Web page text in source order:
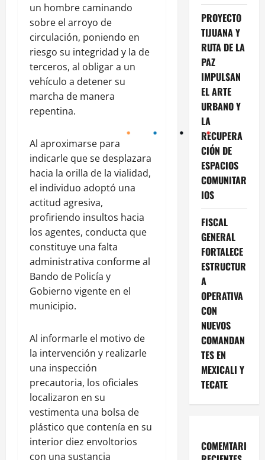
un hombre caminando
sobre el arroyo de
circulación, poniendo en
riesgo su integridad y la de
terceros, al obligar a un
vehículo a detener su
marcha de manera
repentina.
Al aproximarse para
indicarle que se desplazara
hacia la orilla de la vialidad,
el individuo adoptó una
actitud agresiva,
profiriendo insultos hacia
los agentes, conducta que
constituye una falta
administrativa conforme al
Bando de Policía y
Gobierno vigente en el
municipio.
Al informarle el motivo de
la intervención y realizarle
una inspección
precautoria, los oficiales
localizaron en su
vestimenta una bolsa de
plástico que contenía en su
interior diez envoltorios
con una sustancia
PROYECTO
TIJUANA Y
RUTA DE LA
PAZ
IMPULSAN
EL ARTE
URBANO Y
LA
RECUPERA
CIÓN DE
ESPACIOS
COMUNITAR
IOS
FISCAL
GENERAL
FORTALECE
ESTRUCTUR
A
OPERATIVA
CON
NUEVOS
COMANDAN
TES EN
MEXICALI Y
TECATE
COMEMTARIOS